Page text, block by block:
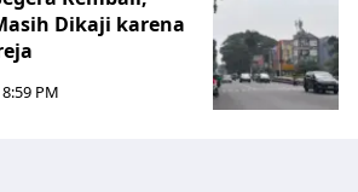
Dikaji karena
PM